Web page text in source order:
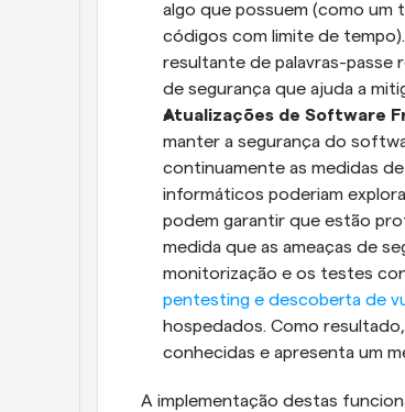
algo que possuem (como um
códigos com limite de
resultante de palavras-passe
de segurança que ajuda a
Atualizações de Software
manter a segurança do
continuamente as medidas
informáticos poderiam
podem garantir que estão
medida que as ameaças de
monitorização e os testes
pentesting e descoberta de
hospedados. Como
conhecidas e apresenta um
A implementação destas